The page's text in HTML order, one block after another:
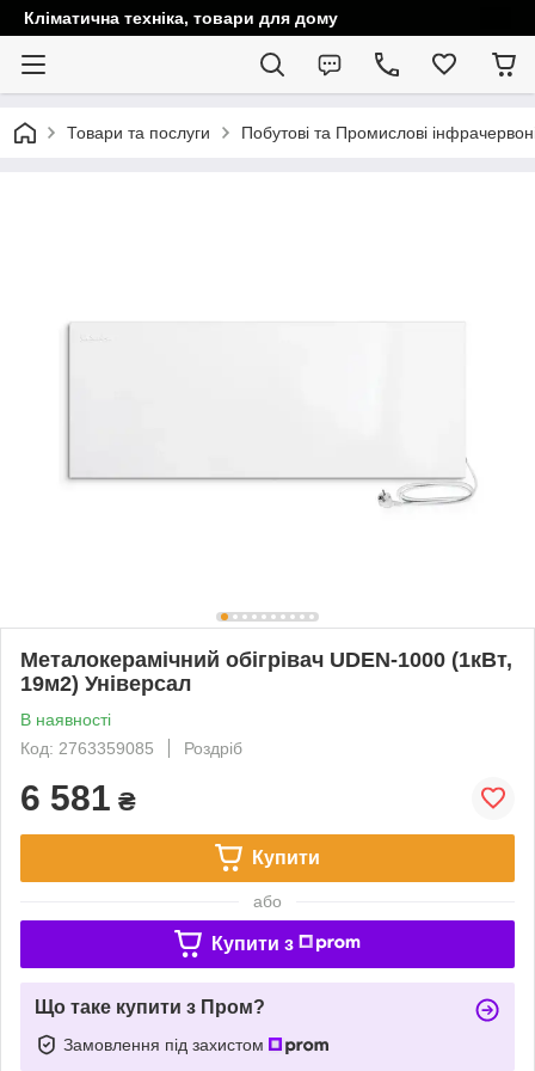
Кліматична техніка, товари для дому
Товари та послуги Побутові та Промислові інфрачервоні
Металокерамічний обігрівач UDEN-1000 (1кВт,
19м2) Універсал
В наявності
Код: 2763359085
Роздріб
6 581 ₴
Купити
або
Купити з
Що таке купити з Пром?
Замовлення під захистом